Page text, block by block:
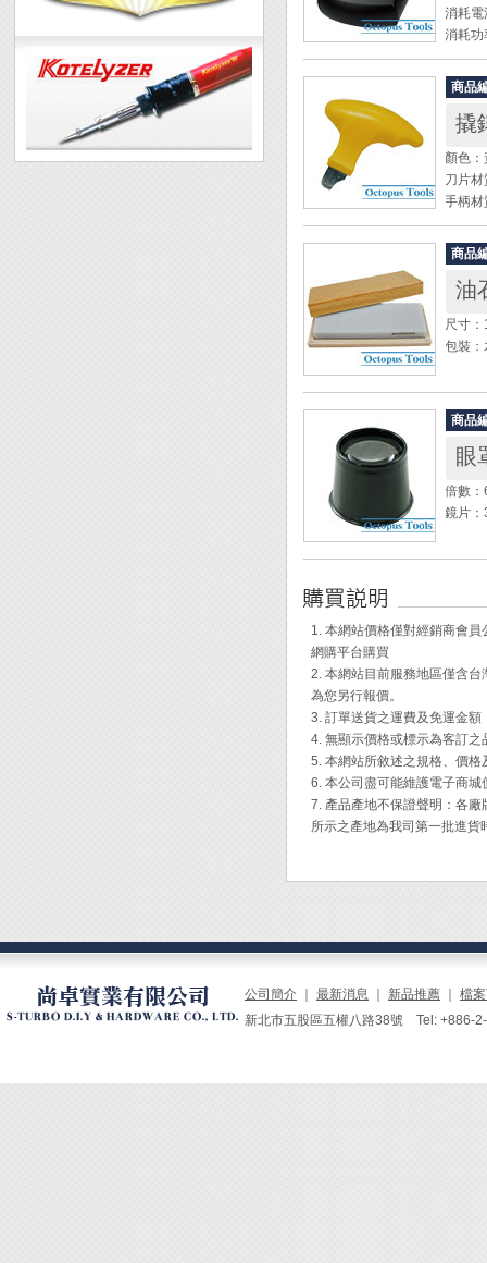
消耗
消耗
磁場
外殼
重量
零件
◆ 當機
溫度
◆ 附
◆ 如
◎ 充
1. 將
2. 按
1. 將
2. 按
3. 放
商品
撬
顏色
刀片
手柄
寬度
◆ 撬錶
◆ 一
◆ 手柄
商品
油
尺寸
包裝
◆ 油石
品質。
◆ 天然
師傅
商品
眼
倍數
鏡片
◆ 可夾
1. 本網站價格僅對經銷商會
網購平台購買
2. 本網站目前服務地區僅含
為您另行報價。
3. 訂單送貨之運費及免運金
4. 無顯示價格或標示為客訂
5. 本網站所敘述之規格、價
6. 本公司盡可能維護電子商
7. 產品產地不保證聲明：各
所示之產地為我司第一批進
公司簡介 最新消息 新品推薦
檔
新北市五股區五權八路38號 Tel: